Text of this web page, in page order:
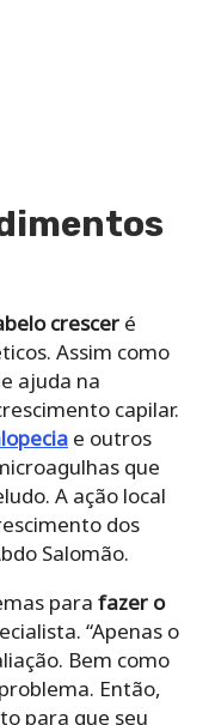
crescer é
Assim como
ajuda na
capilar.
e outros
que
A ação local
dos
Salomão.
para fazer o
“Apenas o
Bem como
Então,
para que seu